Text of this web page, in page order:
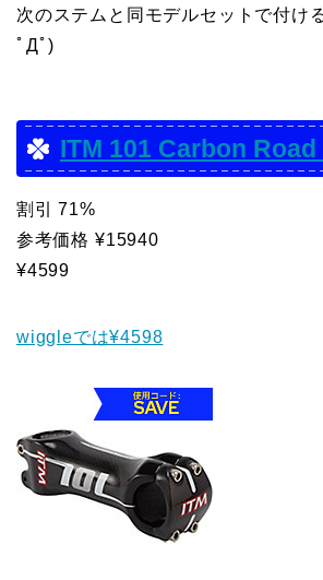
次のステムと同モデルセットで付け
ﾟДﾟ)
ITM 101 Carbon Road
割引 71%
参考価格 ¥15940
¥4599
wiggleでは¥4598